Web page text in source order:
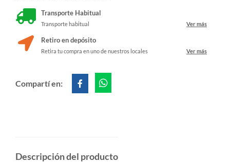
Transporte Habitual
Transporte habitual Ver más
Retiro en depósito
Retira tu compra en uno de nuestros locales Ver más
Compartí en:
Descripción del producto